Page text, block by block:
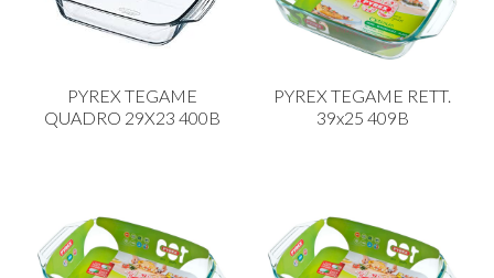
PYREX TEGAME
QUADRO 29X23 400B
PYREX TEGAME RETT.
39x25 409B